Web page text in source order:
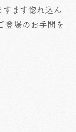
すます惚れ込ん
登場のお手間を